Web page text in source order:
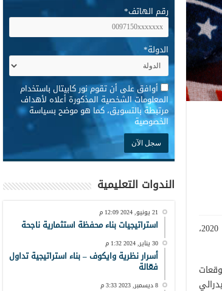
استقر مؤشر الدولار الأمريكي فوق 94.8 اليوم الخميس، وهي مستويات لم يشهدها منذ يوليو من عام 2020،
قراءة منذ عام 1990 ورفع التوقعات
رقم الهاتف*
الدولة*
* أوافق على أن تقوم نور كابيتال باستخدام
المعلومات الشخصية المذكورة أعلاه لأهداف
مرتبطة بالتسويق، كما هو موضح بسياسة
الخصوصية
الندوات التعليمية
21 يونيو, 2024 12:09 م
استراتيجيات بناء محفظة استثمارية ناجحة
30 يناير, 2024 1:32 م
أسرار نظرية وايكوف – بناء استراتيجية تداول
فعّالة
8 ديسمبر, 2023 3:33 م